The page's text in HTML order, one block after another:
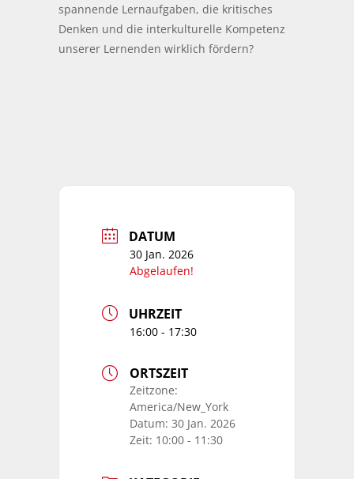
spannende Lernaufgaben, die kritisches
Denken und die interkulturelle Kompetenz
unserer Lernenden wirklich fördern?
DATUM
30 Jan. 2026
Abgelaufen!
UHRZEIT
16:00 - 17:30
ORTSZEIT
Zeitzone:
America/New_York
Datum: 30 Jan. 2026
Zeit: 10:00 - 11:30